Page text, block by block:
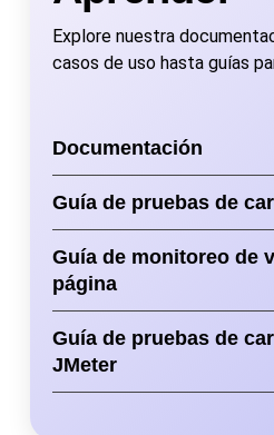
Explore nuestra
casos de uso hasta guías
Documentación
Guía de pruebas de
Guía de monitoreo de
página
Guía de pruebas de
JMeter